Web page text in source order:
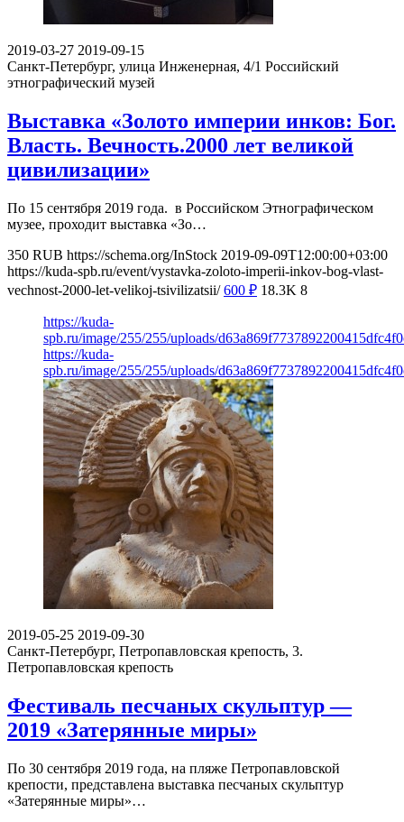
2019-03-27 2019-09-15
Санкт-Петербург, улица Инженерная, 4/1 Российский
этнографический музей
Выставка «Золото империи инков: Бог.
Власть. Вечность.2000 лет великой
цивилизации»
По 15 сентября 2019 года. в Российском Этнографическом
музее, проходит выставка «Зо…
350 RUB https://schema.org/InStock 2019-09-09T12:00:00+03:00
https://kuda-spb.ru/event/vystavka-zoloto-imperii-inkov-bog-vlast-
vechnost-2000-let-velikoj-tsivilizatsii/ 600 ₽ 18.3K 8
https://kuda-
spb.ru/image/255/255/uploads/
https://kuda-
spb.ru/image/255/255/uploads/
2019-05-25 2019-09-30
Санкт-Петербург, Петропавловская крепость, 3.
Петропавловская крепость
Фестиваль песчаных скульптур —
2019 «Затерянные миры»
По 30 сентября 2019 года, на пляже Петропавловской
крепости, представлена выставка песчаных скульптур
«Затерянные миры»…